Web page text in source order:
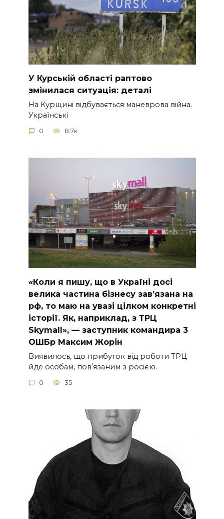
У Курській області раптово
змінилася ситуація: деталі
На Курщині відбувається маневрова війна.
Українські
0 8.7к.
«Коли я пишу, що в Україні досі
велика частина бізнесу завʼязана на
рф, то маю на увазі цілком конкретні
історії. Як, наприклад, з ТРЦ
Skymall», — заступник командира 3
ОШБр Максим Жорін
Виявилось, що прибуток від роботи ТРЦ
йде особам, повʼязаним з росією.
0 35